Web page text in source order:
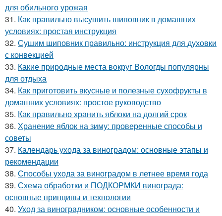
для обильного урожая
31. Как правильно высушить шиповник в домашних
условиях: простая инструкция
32. Сушим шиповник правильно: инструкция для духовки
с конвекцией
33. Какие природные места вокруг Вологды популярны
для отдыха
34. Как приготовить вкусные и полезные сухофрукты в
домашних условиях: простое руководство
35. Как правильно хранить яблоки на долгий срок
36. Хранение яблок на зиму: проверенные способы и
советы
37. Календарь ухода за виноградом: основные этапы и
рекомендации
38. Способы ухода за виноградом в летнее время года
39. Схема обработки и ПОДКОРМКИ винограда:
основные принципы и технологии
40. Уход за виноградником: основные особенности и